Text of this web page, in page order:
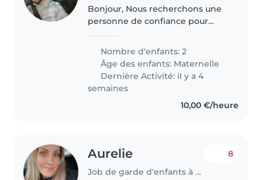
Bonjour, Nous recherchons une
personne de confiance pour
ponctuelle, principalement en
soirée et certains week-ends.
Nous souhaitons trouver une
personne..
Nombre d'enfants: 2
Âge des enfants: Maternelle
Dernière Activité: il y a 4
semaines
10,00 €/heure
Aurelie
Job de garde d'enfants à Terville
8